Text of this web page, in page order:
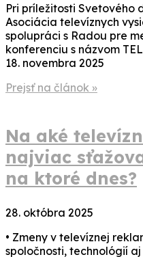
Pri príležitosti Svetového
Asociácia televíznych
spolupráci s Radou pre
konferenciu s názvom
18. novembra 2025
Prejsť na článok »
Na aké
najviac
na ktoré dnes?
28. októbra 2025
• Zmeny v televíznej
spoločnosti, technológií